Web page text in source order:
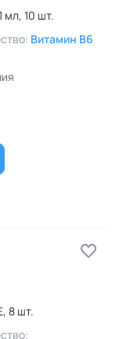
мл, 10 шт.
Витамин B6
8 шт.